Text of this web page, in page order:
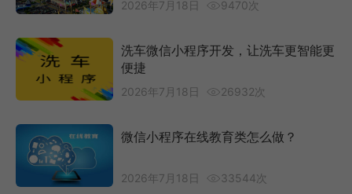
2026年7月18日 9470次
洗车微信小程序开发，让洗车更智能更
便捷
2026年7月18日 26932次
微信小程序在线教育类怎么做？
2026年7月18日 33544次